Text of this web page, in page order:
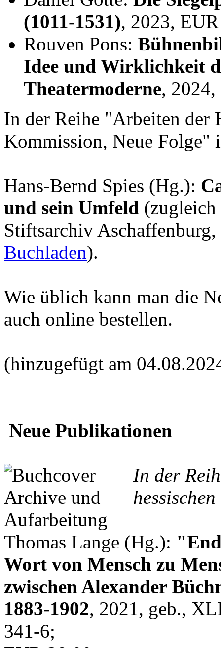
(1011-1531), 2023,
Rouven Pons:
Idee und Wirklichkeit
Theatermoderne,
In der Reihe "Arbeiten der
Kommission, Neue Folge"
Hans-Bernd Spies (Hg.):
und sein Umfeld
Stiftsarchiv
Buchladen).
Wie üblich kann man die
auch online bestellen.
(hinzugefügt am
Neue Publikationen
In der
Thomas Lange (Hg.):
Wort von Mensch zu
zwischen Alexander
1883-1902, 2021, geb.,
341-6;